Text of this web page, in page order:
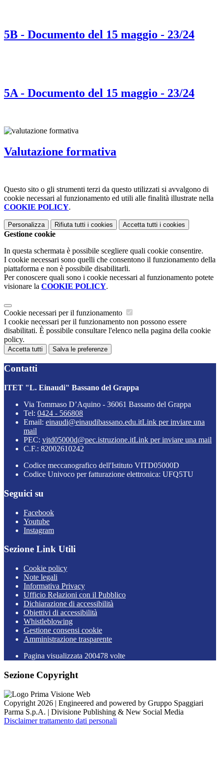
5B - Documento del 15 maggio - 23/24
5A - Documento del 15 maggio - 23/24
Valutazione formativa
Questo sito o gli strumenti terzi da questo utilizzati si avvalgono di
cookie necessari al funzionamento ed utili alle finalità illustrate nella
COOKIE POLICY.
Personalizza Rifiuta tutti i cookies Accetta tutti i cookies
Gestione cookie
In questa schermata è possibile scegliere quali cookie consentire.
I cookie necessari sono quelli che consentono il funzionamento della
piattaforma e non è possibile disabilitarli.
Per conoscere quali sono i cookie necessari al funzionamento potete
visionare la COOKIE POLICY.
Cookie necessari per il funzionamento
I cookie necessari per il funzionamento non possono essere
disabilitati. È possibile consultare l'elenco nella pagina della cookie
policy.
Accetta tutti Salva le preferenze
Contatti
ITET "L. Einaudi" Bassano del Grappa
Via Tommaso D’Aquino - 36061 Bassano del Grappa
Tel: 0424 - 566808
Email: einaudi@einaudibassano.edu.itLink per inviare una
mail
PEC: vitd05000d@pec.istruzione.itLink per inviare una mail
C.F.: 82002610242
Codice meccanografico dell'Istituto VITD05000D
Codice Univoco per fatturazione elettronica: UFQ5TU
Seguici su
Facebook
Youtube
Instagram
Sezione Link Utili
Cookie policy
Note legali
Informativa Privacy
Ufficio Relazioni con il Pubblico
Dichiarazione di accessibilità
Obiettivi di accessibilità
Whistleblowing
Gestione consensi cookie
Amministrazione trasparente
Pagina visualizzata 200478 volte
Sezione Copyright
Copyright 2026 | Engineered and powered by Gruppo Spaggiari
Parma S.p.A. | Divisione Publishing & New Social Media
Disclaimer trattamento dati personali